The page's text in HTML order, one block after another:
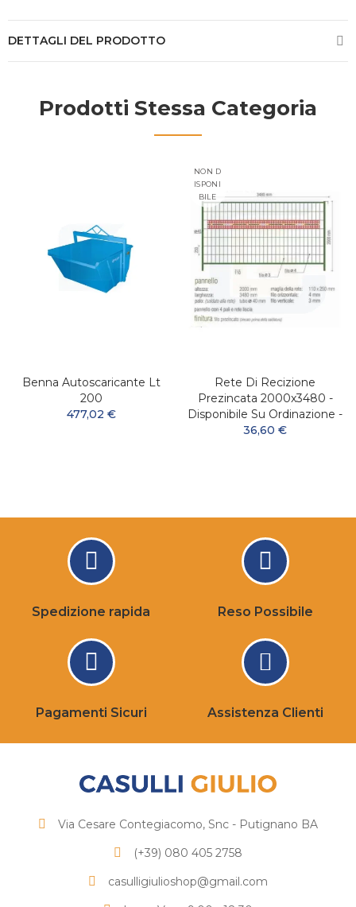
DETTAGLI DEL PRODOTTO
Prodotti Stessa Categoria
Benna Autoscaricante Lt
200
477,02 €
NON D
ISPONI
BILE
Rete Di Recizione
Prezincata 2000x3480 -
Disponibile Su Ordinazione -
36,60 €
Spedizione rapida Reso Possibile
Pagamenti Sicuri Assistenza Clienti
Via Cesare Contegiacomo, Snc - Putignano BA
(+39) 080 405 2758
casulligiulioshop@gmail.com